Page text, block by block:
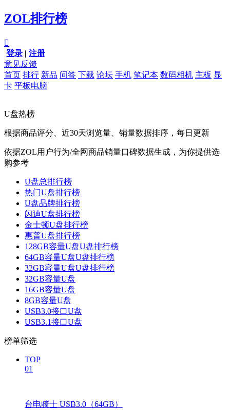
ZOL排行榜

登录 | 注册
意见反馈
首页 排行 新品 问答 下载 论坛 手机 笔记本 数码相机 主板 显
卡 平板电脑
U盘热榜
根据商品评分、近30天浏览量、销量数据排序，每日更新
依据ZOL用户行为/全网商品销量口碑数据生成，为你提供选
购参考
U盘总排行榜
热门U盘排行榜
U盘品牌排行榜
闪迪U盘排行榜
金士顿U盘排行榜
惠普U盘排行榜
128GB容量U盘U盘排行榜
64GB容量U盘U盘排行榜
32GB容量U盘U盘排行榜
32GB容量U盘
16GB容量U盘
8GB容量U盘
USB3.0接口U盘
USB3.1接口U盘
榜单筛选
TOP
01
台电骑士 USB3.0（64GB）